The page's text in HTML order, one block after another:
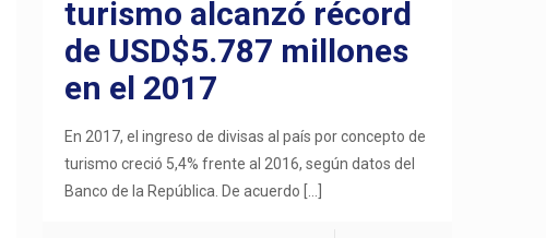
turismo alcanzó récord
de USD$5.787 millones
en el 2017
En 2017, el ingreso de divisas al país por concepto de
turismo creció 5,4% frente al 2016, según datos del
Banco de la República. De acuerdo